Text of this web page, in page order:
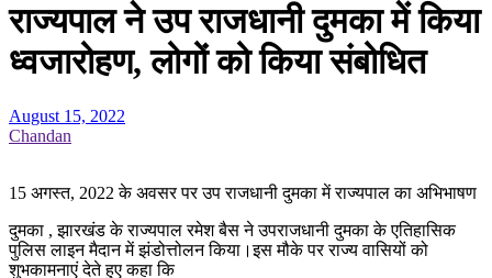
राज्यपाल ने उप राजधानी दुमका में किया
ध्वजारोहण, लोगों को किया संबोधित
August 15, 2022
Chandan
15 अगस्त, 2022 के अवसर पर उप राजधानी दुमका में राज्यपाल का अभिभाषण
दुमका , झारखंड के राज्यपाल रमेश बैस ने उपराजधानी दुमका के एतिहासिक
पुलिस लाइन मैदान में झंडोत्तोलन किया।इस मौके पर राज्य वासियों को
शुभकामनाएं देते हुए कहा कि